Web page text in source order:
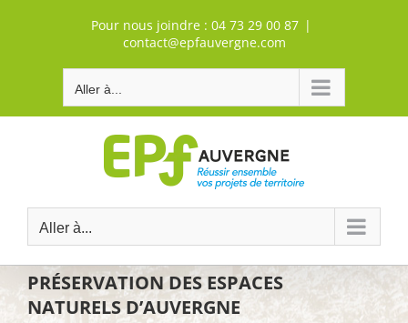
Pour nous joindre : 04 73 29 00 87 |
contact@epfauvergne.com
Aller à...
Aller à...
PRÉSERVATION DES ESPACES
NATURELS D’AUVERGNE